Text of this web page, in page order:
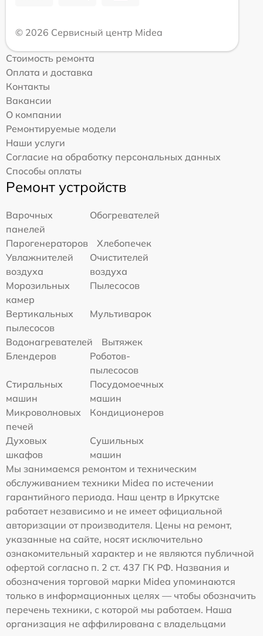
© 2026 Сервисный центр Midea
Стоимость ремонта
Оплата и доставка
Контакты
Вакансии
О компании
Ремонтируемые модели
Наши услуги
Согласие на обработку персональных данных
Способы оплаты
Ремонт устройств
Варочных
панелей
Обогревателей
Парогенераторов
Хлебопечек
Увлажнителей
воздуха
Очистителей
воздуха
Морозильных
камер
Пылесосов
Вертикальных
пылесосов
Мультиварок
Водонагревателей
Вытяжек
Блендеров
Роботов-
пылесосов
Стиральных
машин
Посудомоечных
машин
Микроволновых
печей
Кондиционеров
Духовых
шкафов
Сушильных
машин
Мы занимаемся ремонтом и техническим
обслуживанием техники Midea по истечении
гарантийного периода. Наш центр в Иркутске
работает независимо и не имеет официальной
авторизации от производителя. Цены на ремонт,
указанные на сайте, носят исключительно
ознакомительный характер и не являются публичной
офертой согласно п. 2 ст. 437 ГК РФ. Названия и
обозначения торговой марки Midea упоминаются
только в информационных целях — чтобы обозначить
перечень техники, с которой мы работаем. Наша
организация не аффилирована с владельцами